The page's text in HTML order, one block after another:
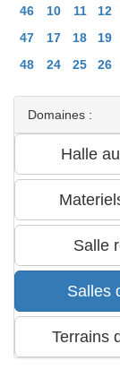
46
10 11 12
47
17 18 19
48
24 25 26
Domaines :